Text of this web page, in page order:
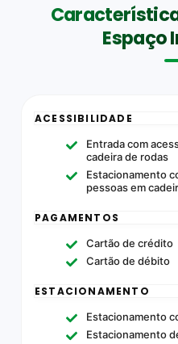
Espaço
ACESSIBILIDADE
Entrada com
cadeira de rodas
Estacionamento
pessoas em
PAGAMENTOS
Cartão de crédito
Cartão de débito
ESTACIONAMENTO
Estacionamento
Estacionamento